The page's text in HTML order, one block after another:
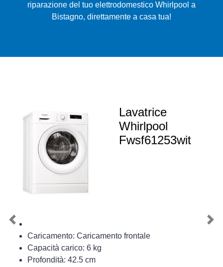
riparazione del tuo elettrodomestico Whirlpool a
Bistagno, direttamente a casa tua!
Lavatrice
Whirlpool
Fwsf61253wit
Caricamento: Caricamento frontale
Capacità carico: 6 kg
Profondità: 42.5 cm
Previous